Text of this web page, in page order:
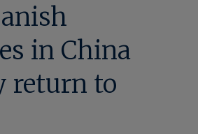
in China
return to